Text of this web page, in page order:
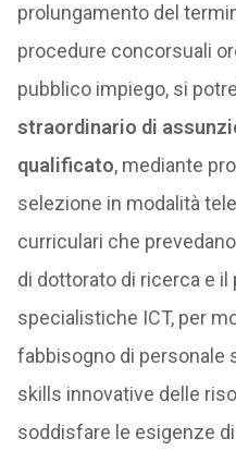
prolungamento del
procedure concorsuali
pubblico impiego, si
straordinario di
qualificato, mediante
selezione in modalità
curriculari che
di dottorato di ricerca e
specialistiche ICT, per
fabbisogno di personale
skills innovative delle
soddisfare le esigenze